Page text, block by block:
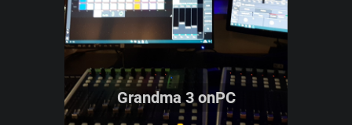
Grandma 3 onPC